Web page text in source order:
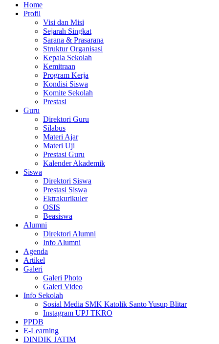
Home
Profil
Visi dan Misi
Sejarah Singkat
Sarana & Prasarana
Struktur Organisasi
Kepala Sekolah
Kemitraan
Program Kerja
Kondisi Siswa
Komite Sekolah
Prestasi
Guru
Direktori Guru
Silabus
Materi Ajar
Materi Uji
Prestasi Guru
Kalender Akademik
Siswa
Direktori Siswa
Prestasi Siswa
Ektrakurikuler
OSIS
Beasiswa
Alumni
Direktori Alumni
Info Alumni
Agenda
Artikel
Galeri
Galeri Photo
Galeri Video
Info Sekolah
Sosial Media SMK Katolik Santo Yusup Blitar
Instagram UPJ TKRO
PPDB
E-Learning
DINDIK JATIM